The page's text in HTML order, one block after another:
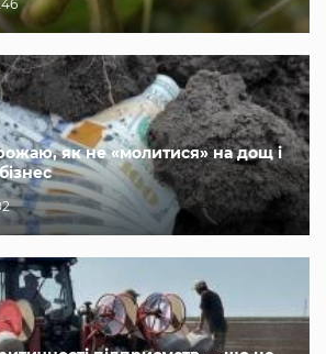
як не «молитися» на дощ і